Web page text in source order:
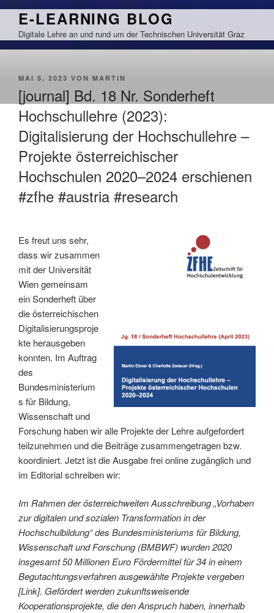
Zum
springen
E-LEARNING BLOG
Digitale Lehre an und rund um der Technischen Universität Graz
VERÖFFENTLICHT
MAI 5, 2023 VON MARTIN
[journal] Bd. 18 Nr. Sonderheft
Hochschullehre (2023):
Digitalisierung der Hochschullehre –
Projekte österreichischer
Hochschulen 2020–2024 erschienen
#zfhe #austria #research
Es freut uns sehr,
dass wir zusammen
mit der Universität
Wien gemeinsam
ein Sonderheft über
die österreichischen
Digitalisierungsproje
kte herausgeben
konnten. Im Auftrag
des
Bundesministerium
s für Bildung,
Wissenschaft und
Forschung haben wir alle Projekte der Lehre aufgefordert
teilzunehmen und die Beiträge zusammengetragen bzw.
koordiniert. Jetzt ist die Ausgabe frei online zugänglich und
im Editorial schreiben wir:
Im Rahmen der österreichweiten Ausschreibung „Vorhaben
zur digitalen und sozialen Transformation in der
Hochschulbildung“ des Bundesministeriums für Bildung,
Wissenschaft und Forschung (BMBWF) wurden 2020
insgesamt 50 Millionen Euro Fördermittel für 34 in einem
Begutachtungsverfahren ausgewählte Projekte vergeben
[Link]. Gefördert werden zukunftsweisende
Kooperationsprojekte, die den Anspruch haben, innerhalb